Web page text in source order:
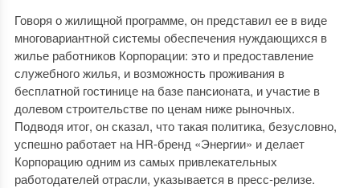
Говоря о жилищной программе, он представил ее в виде
многовариантной системы обеспечения нуждающихся в
жилье работников Корпорации: это и предоставление
служебного жилья, и возможность проживания в
бесплатной гостинице на базе пансионата, и участие в
долевом строительстве по ценам ниже рыночных.
Подводя итог, он сказал, что такая политика, безусловно,
успешно работает на HR-бренд «Энергии» и делает
Корпорацию одним из самых привлекательных
работодателей отрасли, указывается в пресс-релизе.